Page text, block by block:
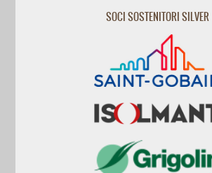
SOCI SOSTENITORI SILVER